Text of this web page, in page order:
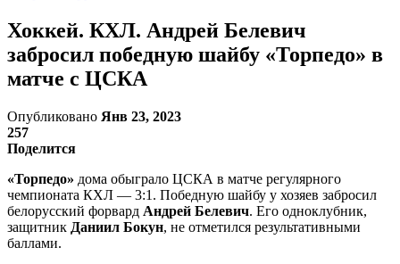
Хоккей. КХЛ. Андрей Белевич
забросил победную шайбу «Торпедо» в
матче с ЦСКА
Опубликовано Янв 23, 2023
257
Поделится
«Торпедо» дома обыграло ЦСКА в матче регулярного
чемпионата КХЛ — 3:1. Победную шайбу у хозяев забросил
белорусский форвард Андрей Белевич. Его одноклубник,
защитник Даниил Бокун, не отметился результативными
баллами.